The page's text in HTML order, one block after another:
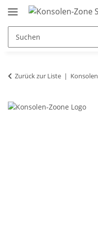
Zurück zur Liste Konsolen